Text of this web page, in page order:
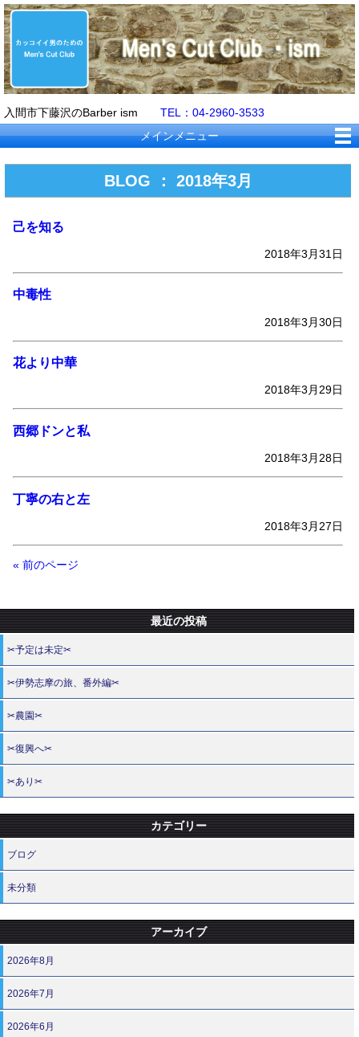
入間市下藤沢のBarber ism TEL：04-2960-3533
メインメニュー
BLOG ： 2018年3月
己を知る
2018年3月31日
中毒性
2018年3月30日
花より中華
2018年3月29日
西郷ドンと私
2018年3月28日
丁寧の右と左
2018年3月27日
« 前のページ
最近の投稿
✂予定は未定✂
✂伊勢志摩の旅、番外編✂
✂農園✂
✂復興へ✂
✂あり✂
カテゴリー
ブログ
未分類
アーカイブ
2026年8月
2026年7月
2026年6月